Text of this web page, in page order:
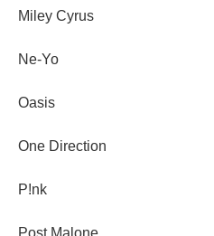
Miley Cyrus
Ne-Yo
Oasis
One Direction
P!nk